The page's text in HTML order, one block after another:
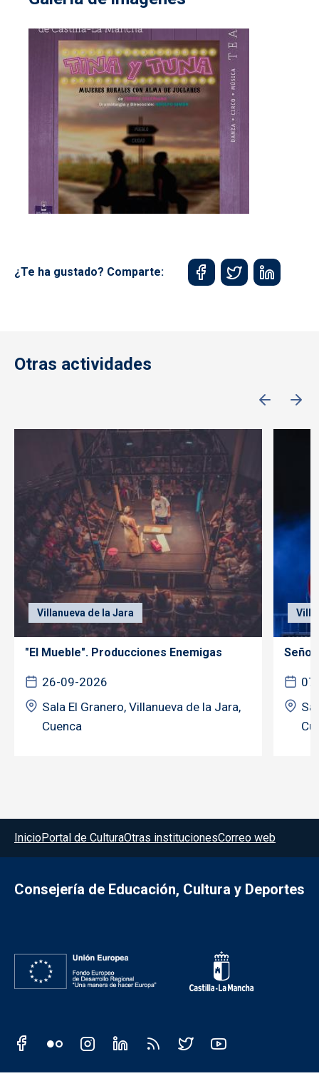
¿Te ha gustado? Comparte:
Otras actividades
Villanueva de la Jara
"El Mueble". Producciones Enemigas
26-09-2026
Sala El Granero, Villanueva de la Jara,
Cuenca
Menú del pie
InicioPortal de CulturaOtras institucionesCorreo web
Consejería de Educación, Cultura y Deportes
Redes sociales JCCM